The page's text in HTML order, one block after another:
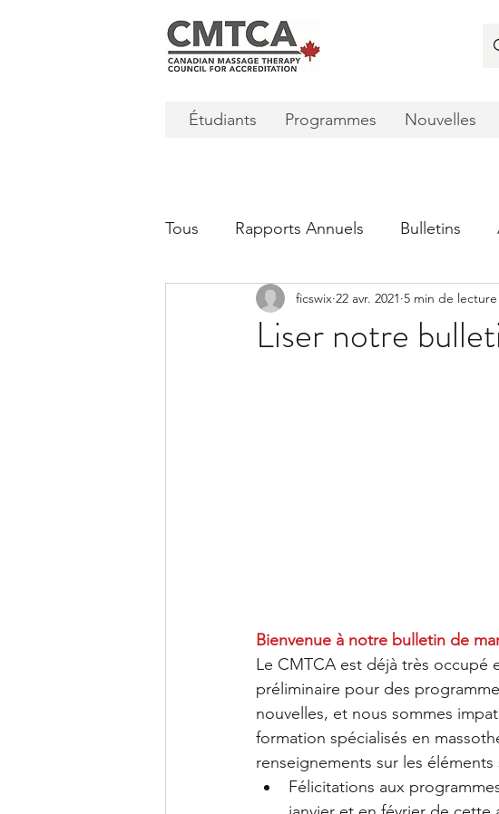
Étudiants Programmes Nouvelles
Tous Rapports Annuels Bulletins
Liser notre
ficswix 22 avr. 2021 5 min de lecture
Bienvenue à notre bulletin de
Le CMTCA est déjà très occupé
préliminaire pour des
nouvelles, et nous sommes
formation spécialisés en
renseignements sur les éléments
Félicitations aux